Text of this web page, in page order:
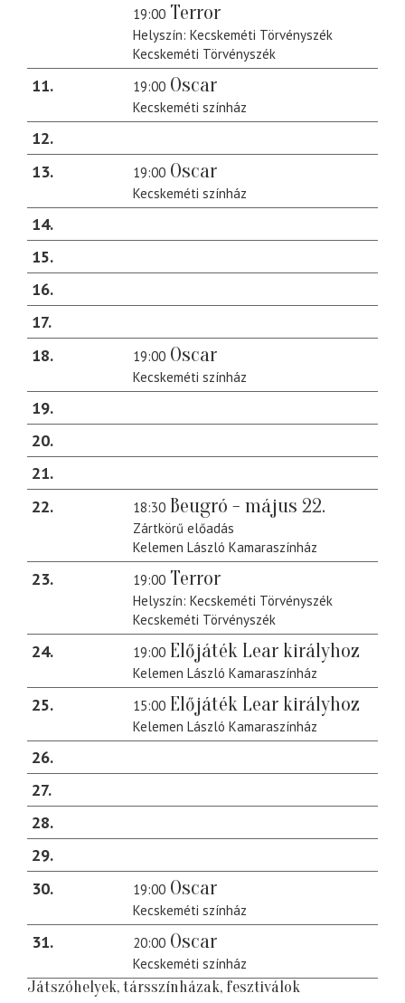
19:00 Terror
Helyszín: Kecskeméti Törvényszék
Kecskeméti Törvényszék
11 19:00 Oscar
Kecskeméti színház
12
13
19:00 Oscar
Kecskeméti színház
14
15
16
17
18
19:00 Oscar
Kecskeméti színház
19
20
21
22
18:30 Beugró - május 22.
Zártkörű előadás
Kelemen László Kamaraszínház
23 19:00 Terror
Helyszín: Kecskeméti Törvényszék
Kecskeméti Törvényszék
24 19:00 Előjáték Lear királyhoz
Kelemen László Kamaraszínház
25 15:00 Előjáték Lear királyhoz
Kelemen László Kamaraszínház
26
27
28
29
30
19:00 Oscar
Kecskeméti színház
31 20:00 Oscar
Kecskeméti színház
Játszóhelyek, társszínházak, fesztiválok